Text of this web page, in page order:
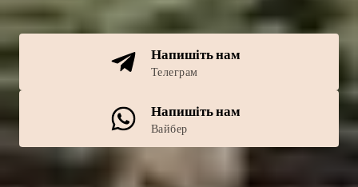
Напишіть нам
Телеграм
Напишіть нам
Вайбер